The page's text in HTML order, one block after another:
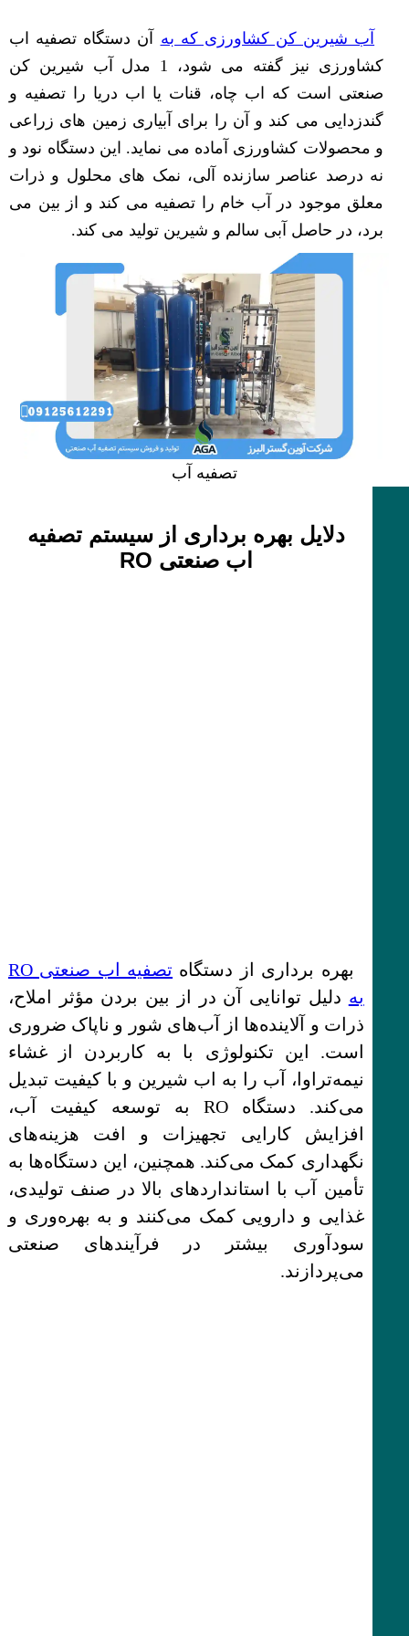
آب شیرین کن کشاورزی که به آن دستگاه تصفیه اب
کشاورزی نیز گفته می شود، 1 مدل آب شیرین کن
صنعتی است که اب چاه، قنات یا اب دریا را تصفیه و
گندزدایی می کند و آن را برای آبیاری زمین های زراعی
و محصولات کشاورزی آماده می نماید. این دستگاه نود و
نه درصد عناصر سازنده آلی، نمک های محلول و ذرات
معلق موجود در آب خام را تصفیه می کند و از بین می
برد، در حاصل آبی سالم و شیرین تولید می کند.
تصفیه آب
دلایل بهره برداری از سیستم تصفیه
اب صنعتی RO
بهره برداری از دستگاه
تصفیه اب صنعتی RO
به دلیل توانایی آن در از بین بردن مؤثر املاح،
ذرات و آلاینده‌ها از آب‌های شور و ناپاک ضروری
است. این تکنولوژی با به کاربردن از غشاء
نیمه‌تراوا، آب را به اب شیرین و با کیفیت تبدیل
می‌کند. دستگاه RO به توسعه کیفیت آب،
افزایش کارایی تجهیزات و افت هزینه‌های
نگهداری کمک می‌کند. همچنین، این دستگاه‌ها به
تأمین آب با استانداردهای بالا در صنف تولیدی،
غذایی و دارویی کمک می‌کنند و به بهره‌وری و
سودآوری بیشتر در فرآیندهای صنعتی
می‌پردازند.